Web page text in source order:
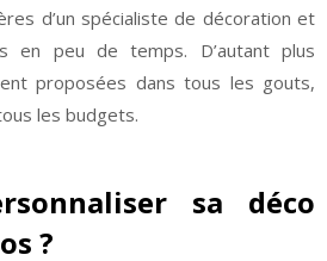
d’un spécialiste de décoration et
en peu de temps. D’autant plus
proposées dans tous les gouts,
les budgets.
sa déco
?